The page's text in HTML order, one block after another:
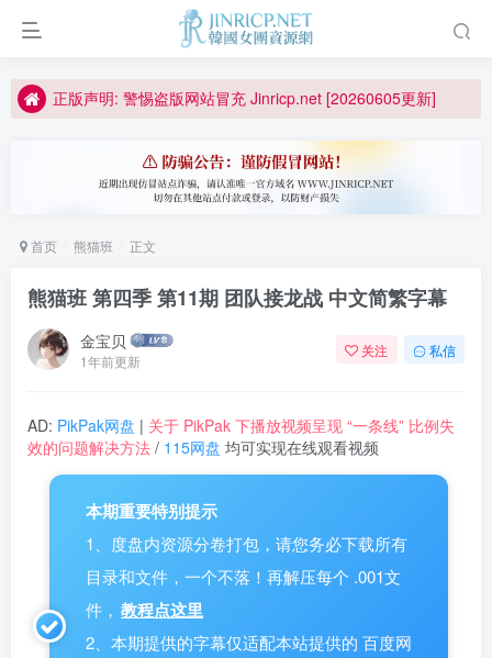
如何获得 Jinricp.net 网站邀请码
因粉丝房被举报给主播糟下架,我们提高了粉丝房购买门槛
所有ED2K链接仅支持115网盘/PikPak网盘，其它网盘均不支持
关于 PikPak 下播放视频呈现 “一条线” 的问题报告
如何获得 Jinricp.net 网站邀请码
正版声明: 警惕盗版网站冒充 Jinricp.net [20260605更新]
首页 熊猫班 正文
熊猫班 第四季 第11期 团队接龙战 中文简繁字幕
金宝贝
1年前更新
关注 私信
AD: PikPak网盘 | 关于 PikPak 下播放视频呈现 “一条线” 比例失
效的问题解决方法 / 115网盘 均可实现在线观看视频
本期重要特别提示
1、度盘内资源分卷打包，请您务必下载所有
目录和文件，一个不落！再解压每个 .001文
件， 教程点这里
2、本期提供的字幕仅适配本站提供的 百度网